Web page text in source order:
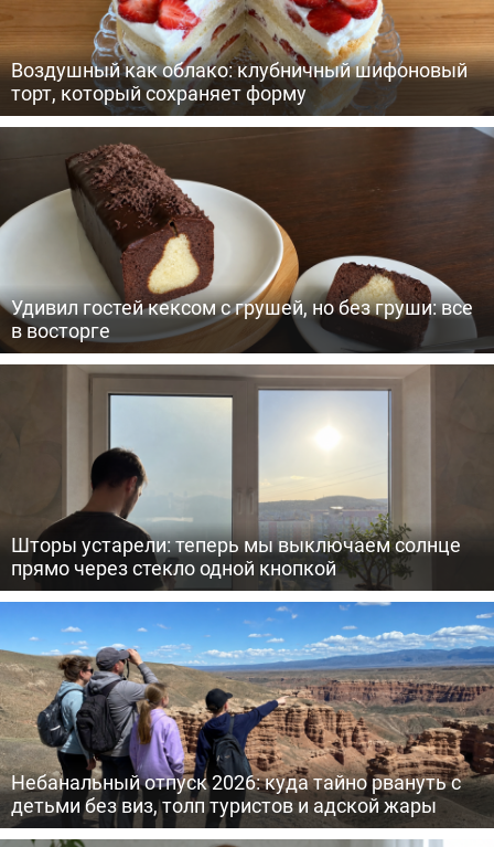
Воздушный как облако: клубничный шифоновый
торт, который сохраняет форму
Удивил гостей кексом с грушей, но без груши: все
в восторге
Шторы устарели: теперь мы выключаем солнце
прямо через стекло одной кнопкой
Небанальный отпуск 2026: куда тайно рвануть с
детьми без виз, толп туристов и адской жары